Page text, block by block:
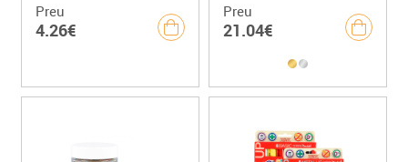
Preu
4.26€
Preu
21.04€